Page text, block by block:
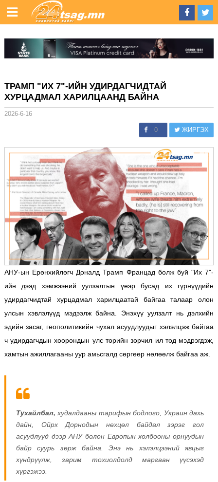
ТРАМП "ИХ 7"-ИЙН УДИРДАГЧИДТАЙ
ХУРЦАДМАЛ ХАРИЛЦААНД БАЙНА
2026-6-16
0 ЖИРГЭХ
АНУ-ын Ерөнхийлөгч Доналд Трамп Францад болж буй "Их 7"-
ийн дээд хэмжээний уулзалтын үеэр бусад их гүрнүүдийн
удирдагчидтай хурцадмал харилцаатай байгаа талаар олон
улсын хэвлэлүүд мэдээлж байна. Энэхүү уулзалт нь дэлхийн
эдийн засаг, геополитикийн чухал асуудлуудыг хэлэлцэж байгаа
ч удирдагчдын хоорондын улс төрийн зөрчил ил тод мэдрэгдэж,
хамтын ажиллагааны уур амьсгалд сөргөөр нөлөөлж байгаа аж.
Тухайлбал, худалдааны тарифын бодлого, Украин дахь
дайн, Ойрх Дорнодын нөхцөл байдал зэрэг гол
асуудлууд дээр АНУ болон Европын холбооны орнуудын
байр суурь зөрж байна. Энэ нь хэлэлцээний явцыг
хүндрүүлж, зарим тохиолдолд маргаан үүсэхэд
хүргэжээ.